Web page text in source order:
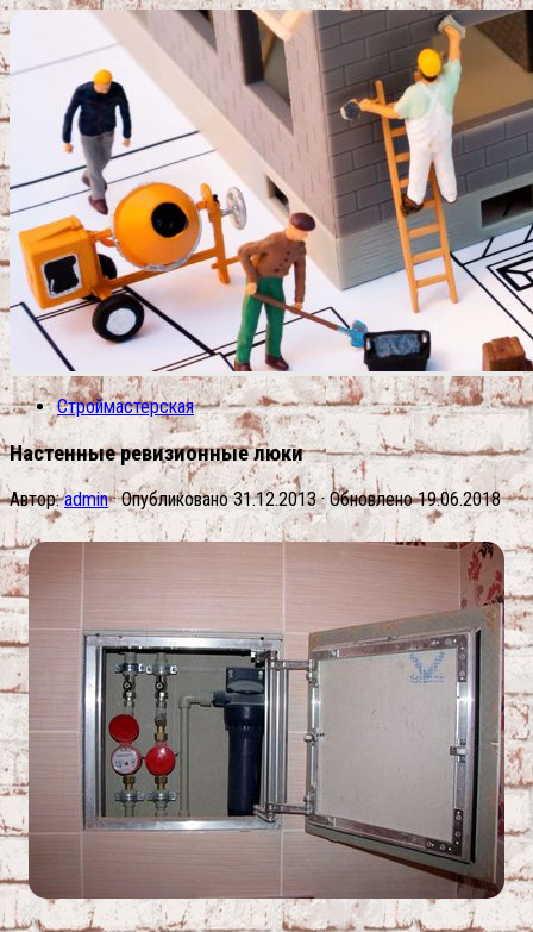
Строймастерская
Настенные ревизионные люки
Автор:admin · Опубликовано31.12.2013· Обновлено19.06.2018